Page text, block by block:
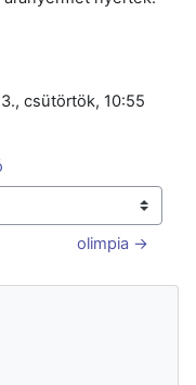
csütörtök, 10:55
olimpia →